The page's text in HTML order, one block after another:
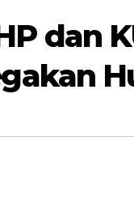
dan